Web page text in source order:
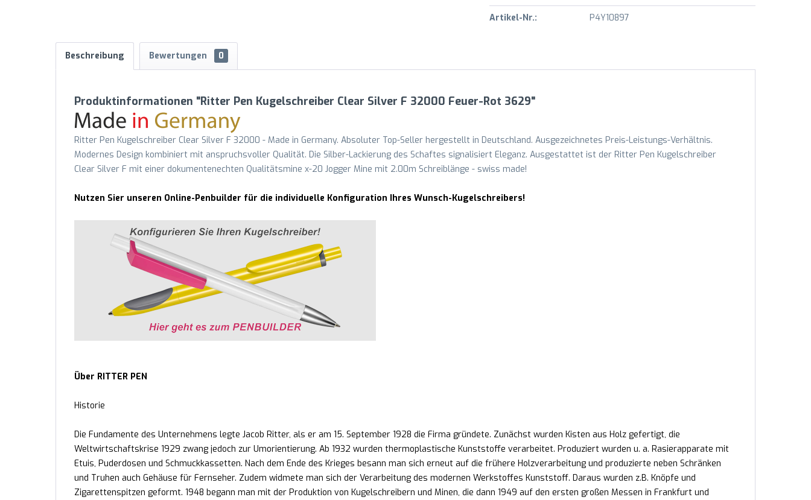
Artikel-Nr.: P4Y10897
Beschreibung Bewertungen 0
Produktinformationen "Ritter Pen Kugelschreiber Clear Silver F 32000 Feuer-Rot 3629"
Ritter Pen Kugelschreiber Clear Silver F 32000 - Made in Germany. Absoluter Top-Seller hergestellt in Deutschland. Ausgezeichnetes Preis-Leistungs-Verhältnis.
Modernes Design kombiniert mit anspruchsvoller Qualität. Die Silber-Lackierung des Schaftes signalisiert Eleganz. Ausgestattet ist der Ritter Pen Kugelschreiber
Clear Silver F mit einer dokumentenechten Qualitätsmine x-20 Jogger Mine mit 2.00m Schreiblänge - swiss made!
Nutzen Sier unseren Online-Penbuilder für die individuelle Konfiguration Ihres Wunsch-Kugelschreibers!
Über RITTER PEN
Historie
Die Fundamente des Unternehmens legte Jacob Ritter, als er am 15. September 1928 die Firma gründete. Zunächst wurden Kisten aus Holz gefertigt, die
Weltwirtschaftskrise 1929 zwang jedoch zur Umorientierung. Ab 1932 wurden thermoplastische Kunststoffe verarbeitet. Produziert wurden u. a. Rasierapparate mit
Etuis, Puderdosen und Schmuckkassetten. Nach dem Ende des Krieges besann man sich erneut auf die frühere Holzverarbeitung und produzierte neben Schränken
und Truhen auch Gehäuse für Fernseher. Zudem widmete man sich der Verarbeitung des modernen Werkstoffes Kunststoff. Daraus wurden z.B. Knöpfe und
Zigarettenspitzen geformt. 1948 begann man mit der Produktion von Kugelschreibern und Minen, die dann 1949 auf den ersten großen Messen in Frankfurt und